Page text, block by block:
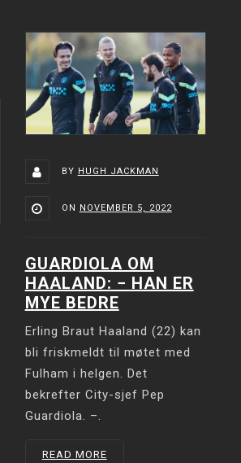
BY HUGH JACKMAN
ON NOVEMBER 5, 2022
GUARDIOLA OM
HAALAND: − HAN ER
MYE BEDRE
Erling Braut Haaland (22) kan
bli friskmeldt til møtet med
Fulham i helgen. Det
bekrefter City-sjef Pep
Guardiola. –.
READ MORE